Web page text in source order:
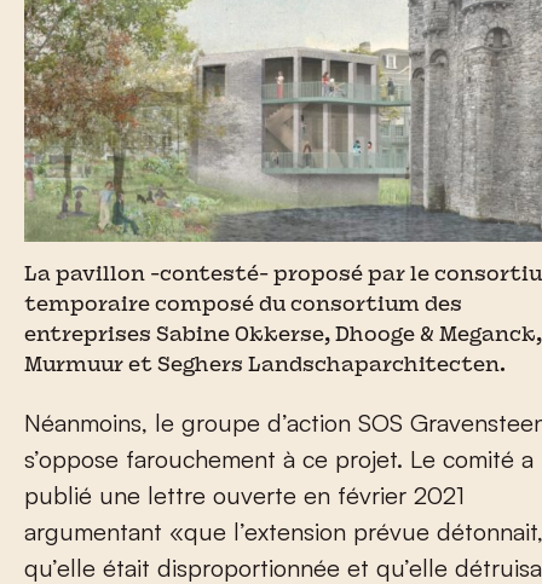
La pavillon -contesté- proposé par le
temporaire composé du consortium des
entreprises Sabine Okkerse, Dhooge & Meganck,
Murmuur et Seghers Landschaparchitecten.
Néanmoins, le groupe d’action SOS
s’oppose farouchement à ce projet. Le comité a
publié une lettre ouverte en février 2021
argumentant «que l’extension prévue détonnait,
qu’elle était disproportionnée et qu’elle